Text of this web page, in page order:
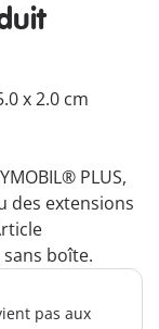
x 2.0 cm
PLUS,
des extensions
boîte.
pas aux